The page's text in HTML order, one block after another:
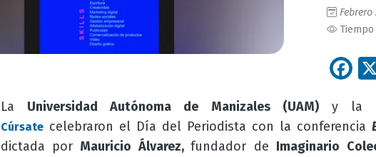
Febrero
Tiempo
La Universidad Autónoma de Manizales (UAM)y la
Cúrsatecelebraron el Día del Periodista con la conferencia
dictada por Mauricio Álvarez,fundador de Imaginario